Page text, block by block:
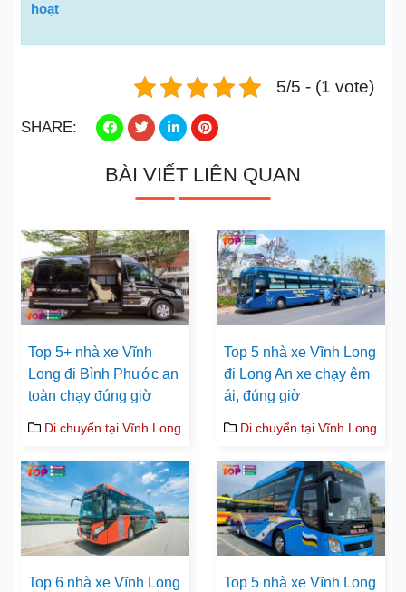
hoạt
5/5 - (1 vote)
SHARE:
BÀI VIẾT LIÊN QUAN
Top 5+ nhà xe Vĩnh
Long đi Bình Phước an
toàn chạy đúng giờ
Di chuyển tại Vĩnh Long
Top 5 nhà xe Vĩnh Long
đi Long An xe chạy êm
ái, đúng giờ
Di chuyển tại Vĩnh Long
Top 6 nhà xe Vĩnh Long
Top 5 nhà xe Vĩnh Long